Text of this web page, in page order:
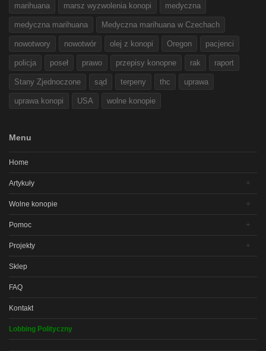
marihuana marsz wyzwolenia konopi medyczna
medyczna marihuana Medyczna marihuana w Czechach
nowotwory nowotwór olej z konopi Oregon pacjenci
policja poseł prawo przepisy konopne rak raport
Stany Zjednoczone sąd terpeny thc uprawa
uprawa konopi USA wolne konopie
Menu
Home
Artykuły
Wolne konopie
Pomoc
Projekty
Sklep
FAQ
Kontakt
Lobbing Polityczny